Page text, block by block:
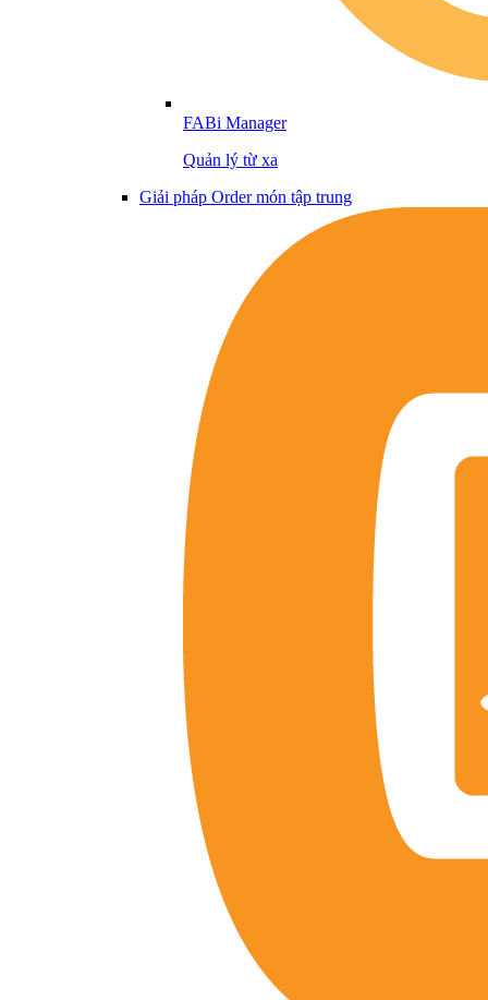
FABi Manager
Quản lý từ xa
Giải pháp Order món tập trung